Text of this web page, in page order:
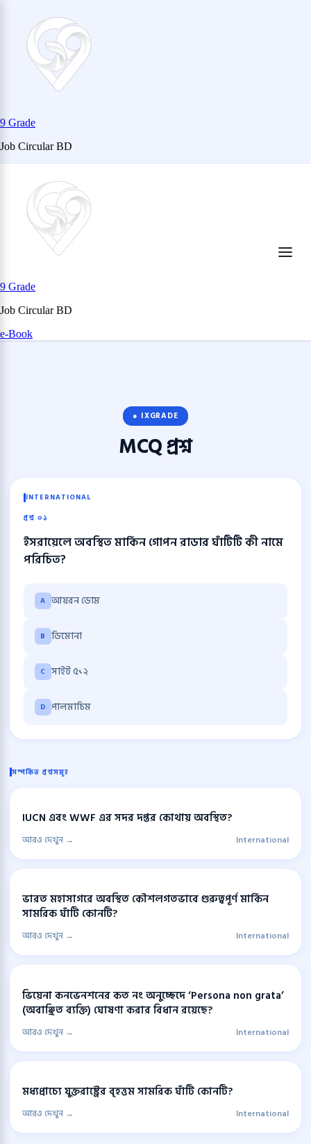
9 Grade
Job Circular BD
content
9 Grade
Job Circular BD
e-Book
● IXGRADE
MCQপ্রশ্ন
INTERNATIONAL
প্রশ্ন ০১
ইসরায়েলে অবস্থিত মার্কিন গোপন রাডার ঘাঁটিটি কী নামে
পরিচিত?
A আয়রন ডোম
B ডিমোনা
C সাইট ৫১২
D পালমাচিম
সম্পর্কিত প্রশ্নসমূহ
IUCN এবং WWF এর সদর দপ্তর কোথায় অবস্থিত?
আরও দেখুন → International
ভারত মহাসাগরে অবস্থিত কৌশলগতভাবে গুরুত্বপূর্ণ মার্কিন
সামরিক ঘাঁটি কোনটি?
আরও দেখুন → International
ভিয়েনা কনভেনশনের কত নং অনুচ্ছেদে ‘Persona non grata’
(অবাঞ্ছিত ব্যক্তি) ঘোষণা করার বিধান রয়েছে?
আরও দেখুন → International
মধ্যপ্রাচ্যে যুক্তরাষ্ট্রের বৃহত্তম সামরিক ঘাঁটি কোনটি?
আরও দেখুন → International